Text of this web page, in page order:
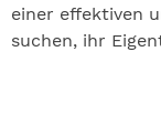
einer effektiven
suchen, ihr